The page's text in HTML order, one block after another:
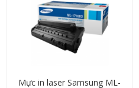
Mực in laser Samsung ML-